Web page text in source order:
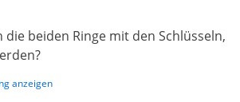
die beiden Ringe mit den Schlüsseln,
anzeigen